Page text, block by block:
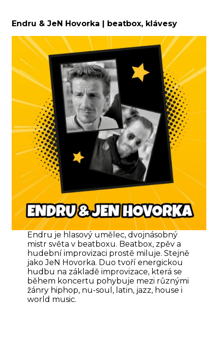
Endru & JeN Hovorka | beatbox, klávesy
Endru je hlasový umělec, dvojnásobný
mistr světa v beatboxu. Beatbox, zpěv a
hudební improvizaci prostě miluje. Stejně
jako JeN Hovorka. Duo tvoří energickou
hudbu na základě improvizace, která se
během koncertu pohybuje mezi různými
žánry hiphop, nu-soul, latin, jazz, house i
world music.